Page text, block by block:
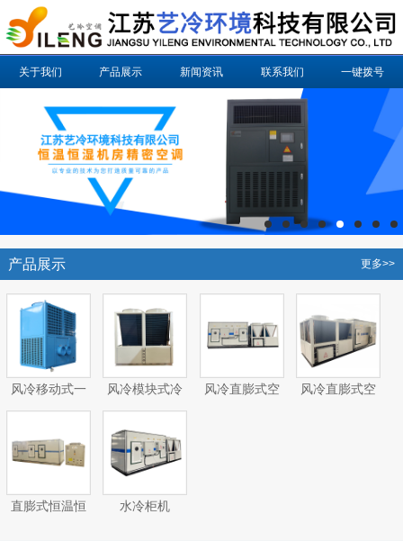
关于我们 产品展示 新闻资讯 联系我们 一键拨号
产品展示 更多>>
风冷移动式一
体空调机组
风冷模块式冷
（热）水空调
机组
风冷直膨式空
风冷直膨式空
直膨式恒温恒
水冷柜机